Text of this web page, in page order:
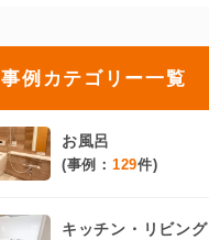
事例カテゴリー一覧
お風呂
(事例： 129件)
キッチン・リビング